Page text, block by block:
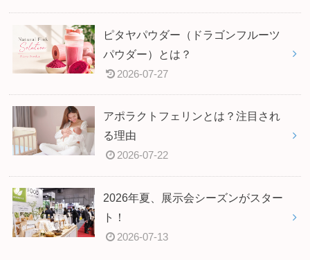
ピタヤパウダー（ドラゴンフルーツ
パウダー）とは？
2026-07-27
アポラクトフェリンとは？注目され
る理由
2026-07-22
2026年夏、展示会シーズンがスター
ト！
2026-07-13